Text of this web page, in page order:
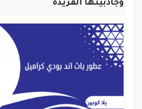
وجاذبيتها الفريدة